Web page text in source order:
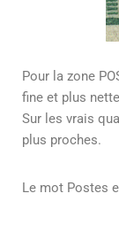
Pour la zone
fine et plus
Sur les vrais
plus proches.
Le mot Postes